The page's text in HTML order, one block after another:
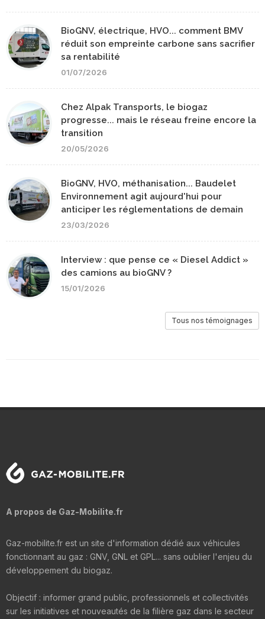
BioGNV, électrique, HVO... comment BMV
réduit son empreinte carbone sans sacrifier
sa rentabilité
01/07/2026
Chez Alpak Transports, le biogaz
progresse... mais le réseau freine encore la
transition
20/05/2026
BioGNV, HVO, méthanisation... Baudelet
Environnement agit aujourd'hui pour
anticiper les réglementations de demain
23/03/2026
Interview : que pense ce « Diesel Addict »
des camions au bioGNV ?
15/01/2026
Tous nos témoignages
A propos de Gaz-Mobilite.fr
Gaz-mobilite.fr est un site d'information dédié aux véhicules
fonctionnant au gaz : GNV, GNL et GPL... sans oublier l'enjeu du
développement du biogaz.
Objectif : informer grand public, professionnels et collectivités
sur les initiatives et nouveautés de la filière gaz dans le secteur